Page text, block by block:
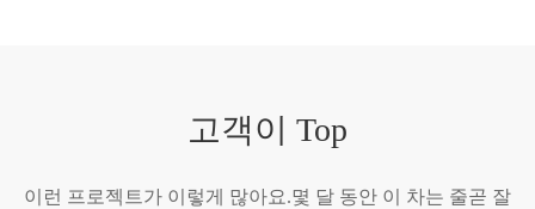
고객이 Top
이런 프로젝트가 이렇게 많아요.몇 달 동안 이 차는 줄곧 잘